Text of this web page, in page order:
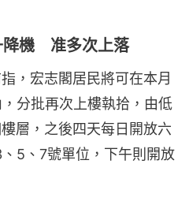
降機 准多次上落
，宏志閣居民將可在本月
分批再次上樓執拾，由低
層，之後四天每日開放六
5、7號單位，下午則開放